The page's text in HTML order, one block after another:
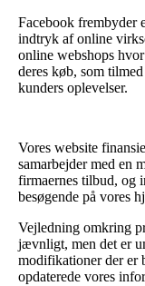
Facebook frembyder
indtryk af online
online webshops
deres køb, som
kunders oplevelser.
Vores website
samarbejder med en
firmaernes tilbud, og
besøgende på vores
Vejledning omkring
jævnligt, men det er
modifikationer der er
opdaterede vores